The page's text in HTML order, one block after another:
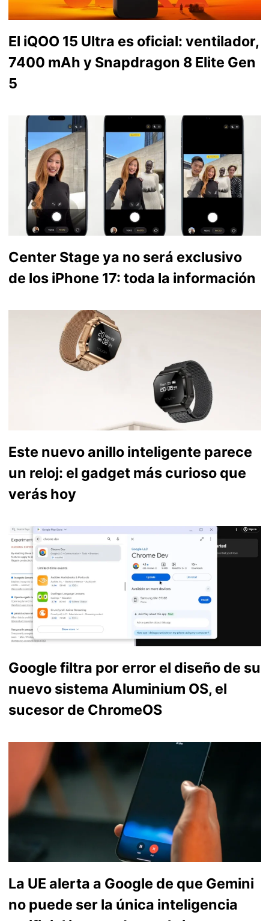
El iQOO 15 Ultra es oficial: ventilador,
7400 mAh y Snapdragon 8 Elite Gen
5
Center Stage ya no será exclusivo
de los iPhone 17: toda la información
Este nuevo anillo inteligente parece
un reloj: el gadget más curioso que
verás hoy
Google filtra por error el diseño de su
nuevo sistema Aluminium OS, el
sucesor de ChromeOS
La UE alerta a Google de que Gemini
no puede ser la única inteligencia